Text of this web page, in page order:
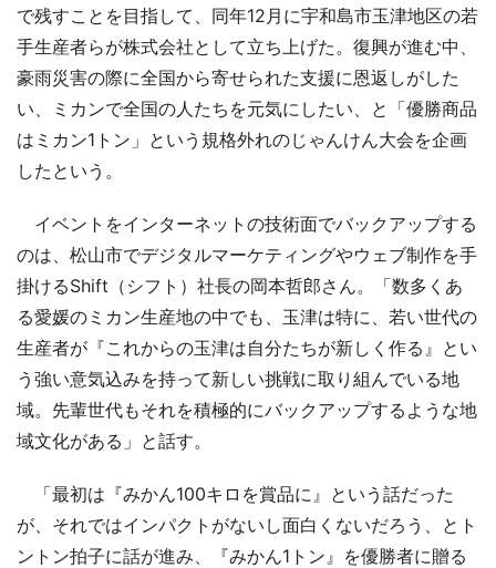
で残すことを目指して、同年12月に宇和島市玉津地区の若
手生産者らが株式会社として立ち上げた。復興が進む中、
豪雨災害の際に全国から寄せられた支援に恩返しがした
い、ミカンで全国の人たちを元気にしたい、と「優勝商品
はミカン1トン」という規格外れのじゃんけん大会を企画
したという。
イベントをインターネットの技術面でバックアップする
のは、松山市でデジタルマーケティングやウェブ制作を手
掛けるShift（シフト）社長の岡本哲郎さん。「数多くあ
る愛媛のミカン生産地の中でも、玉津は特に、若い世代の
生産者が『これからの玉津は自分たちが新しく作る』とい
う強い意気込みを持って新しい挑戦に取り組んでいる地
域。先輩世代もそれを積極的にバックアップするような地
域文化がある」と話す。
「最初は『みかん100キロを賞品に』という話だった
が、それではインパクトがないし面白くないだろう、とト
ントン拍子に話が進み、『みかん1トン』を優勝者に贈る